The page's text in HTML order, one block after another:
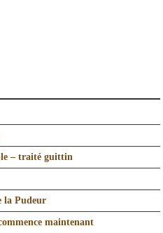
– traité guittin
la Pudeur
maintenant